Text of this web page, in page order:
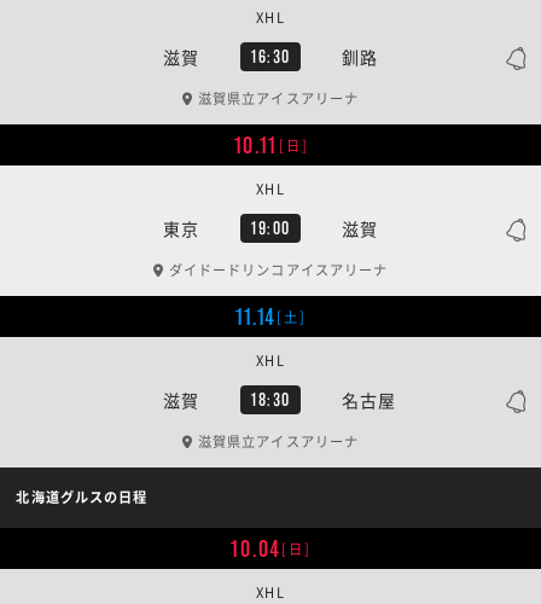
滋賀 16:30 釧路
XHL
滋賀県立アイスアリーナ
10.11 [日]
東京 19:00 滋賀
XHL
ダイドードリンコアイスアリーナ
11.14[土]
滋賀 18:30 名古屋
XHL
滋賀県立アイスアリーナ
北海道グルスの日程
10.04[日]
XHL